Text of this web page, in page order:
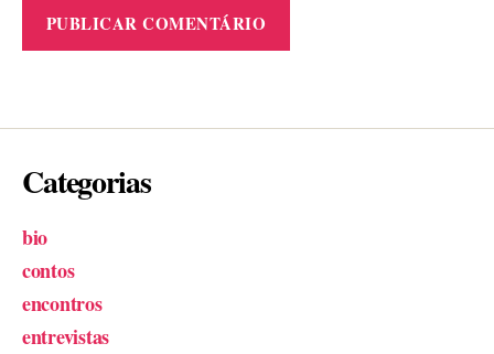
Categorias
bio
contos
encontros
entrevistas